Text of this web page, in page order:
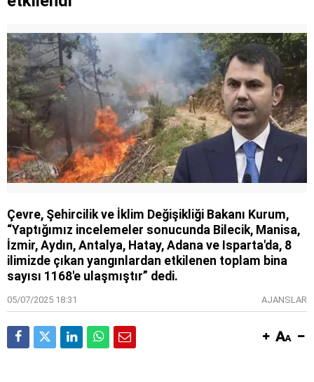
Çevre, Şehircilik ve İklim Değişikliği Bakanı Kurum,
“Yaptığımız incelemeler sonucunda Bilecik, Manisa,
İzmir, Aydın, Antalya, Hatay, Adana ve Isparta'da, 8
ilimizde çıkan yangınlardan etkilenen toplam bina
sayısı 1168'e ulaşmıştır” dedi.
05/07/2025 18:31 AJANSLAR